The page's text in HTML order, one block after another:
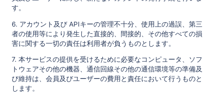
す。
6. アカウント及び APIキーの管理不十分、使用上の過誤、第三
者の使用等により発生した直接的、間接的、その他すべての損
害に関する一切の責任は利用者が負うものとします。
7. 本サービスの提供を受けるために必要なコンピュータ、ソフ
トウェアその他の機器、通信回線その他の通信環境等の準備及
び維持は、会員及びユーザーの費用と責任において行うものと
します。